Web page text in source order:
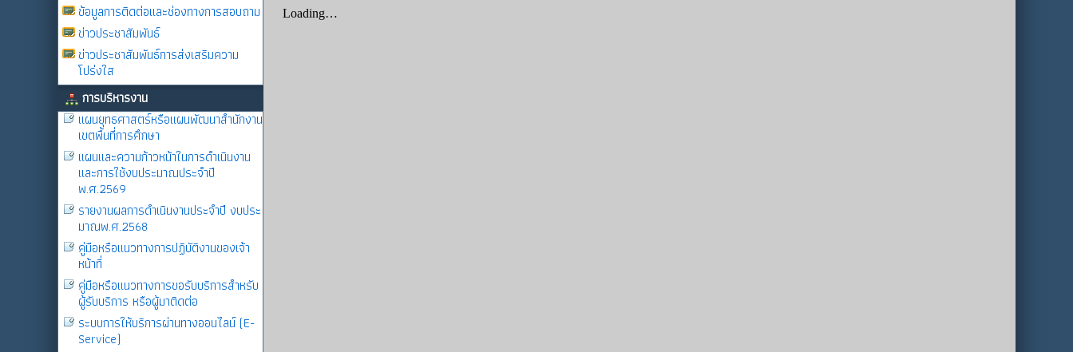
ข้อมูลการติดต่อและช่องทางการสอบถาม
ข่าวประชาสัมพันธ์
ข่าวประชาสัมพันธ์การส่งเสริมความ
โปร่งใส
การบริหารงาน
แผนยุทธศาสตร์หรือแผนพัฒนาสำนักงาน
เขตพื้นที่การศึกษา
แผนและความก้าวหน้าในการดำเนินงาน
และการใช้งบประมาณประจำปี
พ.ศ.2569
รายงานผลการดำเนินงานประจำปี งบประ
มาณพ.ศ.2568
คู่มือหรือแนวทางการปฏิบัติงานของเจ้า
หน้าที่
คู่มือหรือแนวทางการขอรับบริการสำหรับ
ผู้รับบริการ หรือผู้มาติดต่อ
ระบบการให้บริการผ่านทางออนไลน์ (E-
Service)